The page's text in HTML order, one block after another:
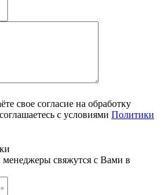
свое согласие на обработку
с условиями Политики
менеджеры свяжутся с Вами в